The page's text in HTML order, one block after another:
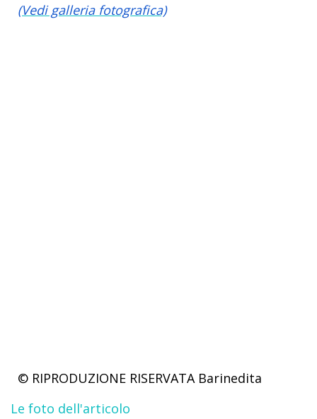
(Vedi galleria fotografica)
© RIPRODUZIONE RISERVATA Barinedita
Le foto dell'articolo